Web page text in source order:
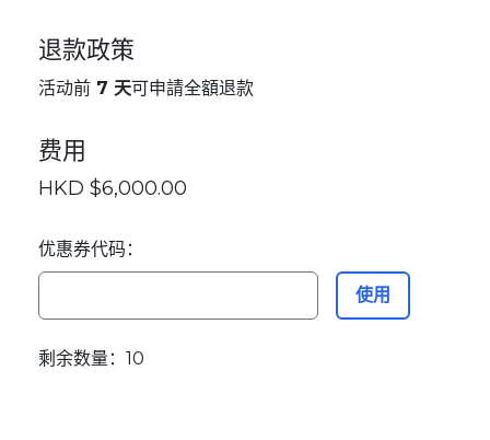
退款政策
活动前 7 天可申請全額退款
费用
HKD $6,000.00
优惠券代码：
使用
剩余数量：10